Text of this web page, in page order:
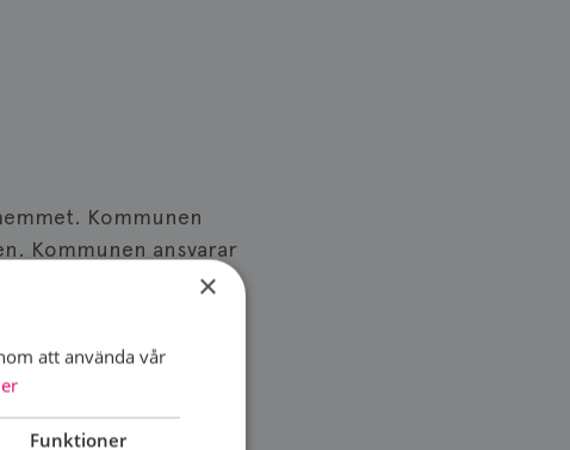
Kommunen
Kommunen ansvarar
för vilket
att fungera.
×
att använda vår
Funktioner